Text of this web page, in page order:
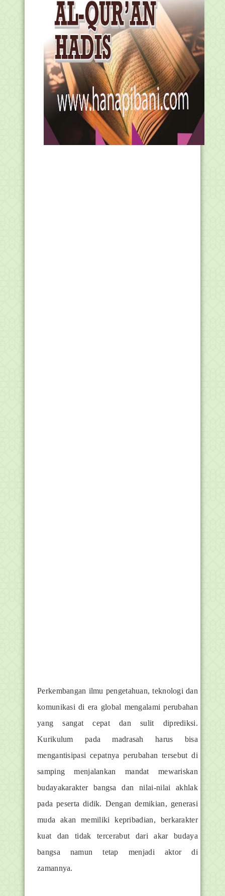
Perkembangan ilmu pengetahuan, teknologi dan
komunikasi di era global mengalami perubahan
yang sangat cepat dan sulit diprediksi.
Kurikulum pada madrasah harus bisa
mengantisipasi cepatnya perubahan tersebut di
samping menjalankan mandat mewariskan
budayakarakter bangsa dan nilai-nilai akhlak
pada peserta didik. Dengan demikian, generasi
muda akan memiliki kepribadian, berkarakter
kuat dan tidak tercerabut dari akar budaya
bangsa namun tetap menjadi aktor di
zamannya.